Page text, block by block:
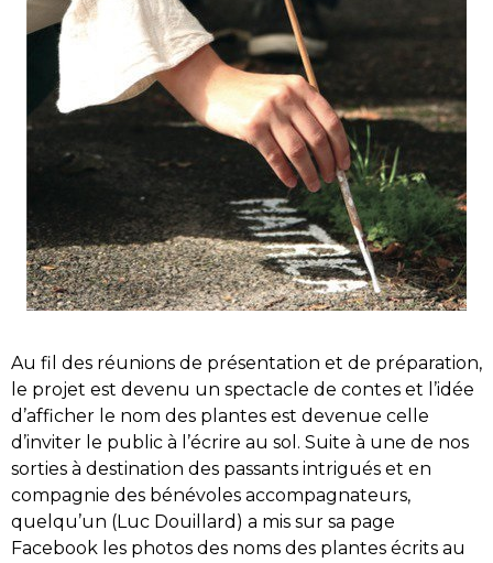
Au fil des réunions de présentation et de préparation,
le projet est devenu un spectacle de contes et l’idée
d’afficher le nom des plantes est devenue celle
d’inviter le public à l’écrire au sol. Suite à une de nos
sorties à destination des passants intrigués et en
compagnie des bénévoles accompagnateurs,
quelqu’un (Luc Douillard) a mis sur sa page
Facebook les photos des noms des plantes écrits au